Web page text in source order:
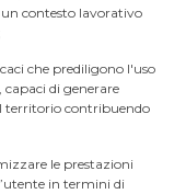
contesto lavorativo
che prediligono l'uso
di generare
territorio contribuendo
le prestazioni
in termini di